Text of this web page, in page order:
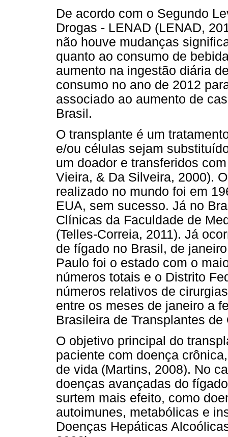
De acordo com o Segundo
Drogas - LENAD (LENAD,
não houve mudanças
quanto ao consumo de
aumento na ingestão diária
consumo no ano de 2012
associado ao aumento de
Brasil.
O transplante é um
e/ou células sejam
um doador e transferidos
Vieira, & Da Silveira, 2000).
realizado no mundo foi em
EUA, sem sucesso. Já no
Clínicas da Faculdade de
(Telles-Correia, 2011). Já
de fígado no Brasil, de
Paulo foi o estado com o
números totais e o Distrito
números relativos de
entre os meses de janeiro a
Brasileira de Transplantes
O objetivo principal do
paciente com doença
de vida (Martins, 2008). No
doenças avançadas do
surtem mais efeito, como
autoimunes, metabólicas e
Doenças Hepáticas